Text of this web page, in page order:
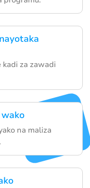
kadi za zawadi
na maliza